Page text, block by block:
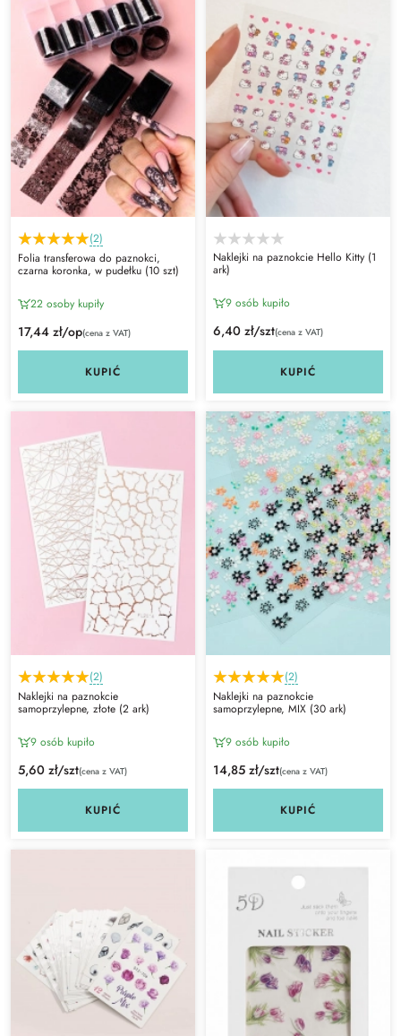
(2)
Folia transferowa do paznokci,
czarna koronka, w pudełku (10 szt)
22 osoby kupiły
17,44 zł/op(cena z VAT)
KUPIĆ
Naklejki na paznokcie Hello Kitty (1
ark)
9 osób kupiło
6,40 zł/szt(cena z VAT)
KUPIĆ
(2)
Naklejki na paznokcie
samoprzylepne, złote (2 ark)
9 osób kupiło
5,60 zł/szt(cena z VAT)
KUPIĆ
(2)
Naklejki na paznokcie
samoprzylepne, MIX (30 ark)
9 osób kupiło
14,85 zł/szt(cena z VAT)
KUPIĆ